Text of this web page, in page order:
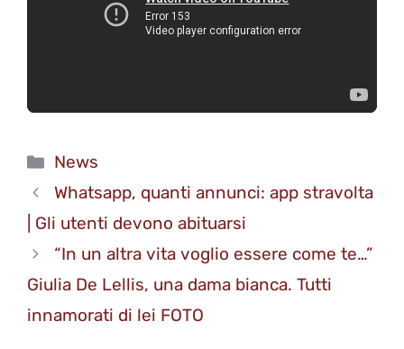
Categorie
News
Whatsapp, quanti annunci: app stravolta
| Gli utenti devono abituarsi
“In un altra vita voglio essere come te…”
Giulia De Lellis, una dama bianca. Tutti
innamorati di lei FOTO